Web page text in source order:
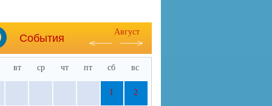
События
Август
вт ср чт пт сб вс
1 2